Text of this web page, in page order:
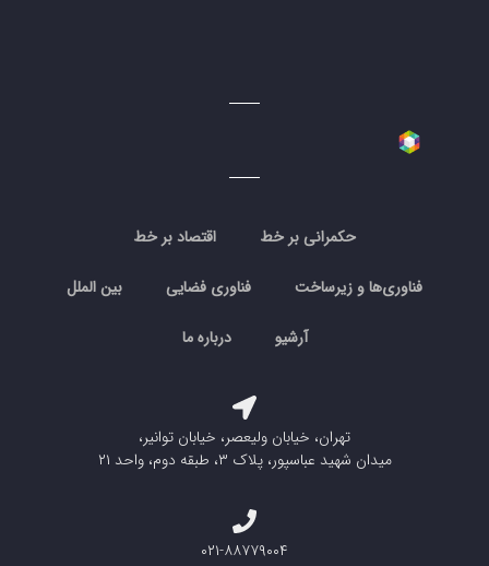
حکمرانی بر خط اقتصاد بر خط
فناوری‌ها و زیرساخت فناوری فضایی بین الملل
آرشیو درباره ما
تهران، خیابان ولیعصر، خیابان توانیر،
میدان شهید عباسپور، پلاک ۳، طبقه دوم، واحد ۲۱
۰۲۱-۸۸۷۷۹۰۰۴